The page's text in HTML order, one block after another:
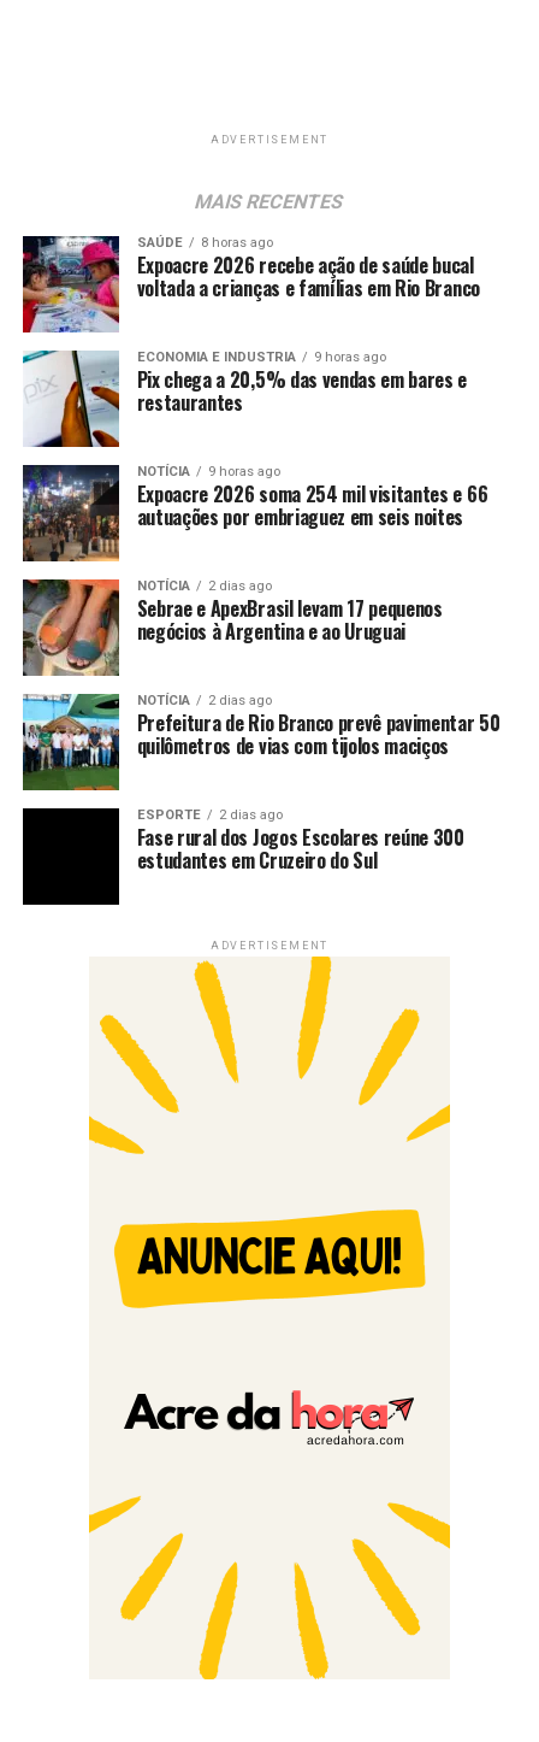
ADVERTISEMENT
MAIS RECENTES
SAÚDE 8 horas ago
Expoacre 2026 recebe ação de saúde bucal
voltada a crianças e famílias em Rio Branco
ECONOMIA E INDUSTRIA 9 horas ago
Pix chega a 20,5% das vendas em bares e
restaurantes
NOTÍCIA 9 horas ago
Expoacre 2026 soma 254 mil visitantes e 66
autuações por embriaguez em seis noites
NOTÍCIA 2 dias ago
Sebrae e ApexBrasil levam 17 pequenos
negócios à Argentina e ao Uruguai
NOTÍCIA 2 dias ago
Prefeitura de Rio Branco prevê pavimentar 50
quilômetros de vias com tijolos maciços
ESPORTE 2 dias ago
Fase rural dos Jogos Escolares reúne 300
estudantes em Cruzeiro do Sul
ADVERTISEMENT